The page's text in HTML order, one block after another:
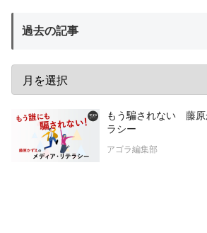
過去の記事
もう騙されない 藤原
ラシー
アゴラ編集部